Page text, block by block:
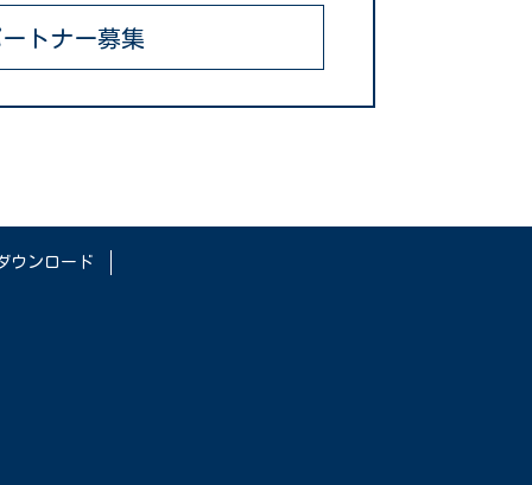
トナー募集
ウンロード